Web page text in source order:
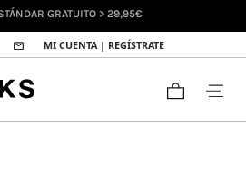
DEVOLUCIONES HASTA 30 DÍAS
MI CUENTA | REGÍSTRATE